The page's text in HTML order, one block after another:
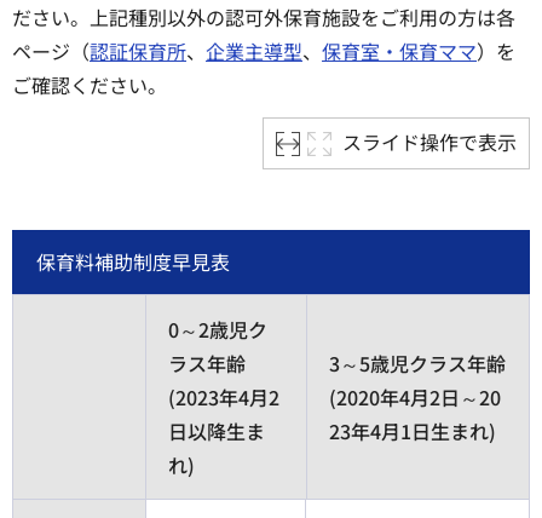
ださい。上記種別以外の認可外保育施設をご利用の方は各
ページ（認証保育所、 企業主導型、 保育室・保育ママ）を
ご確認ください。
スライド操作で表示
保育料補助制度早見表
0～2歳児ク
ラス年齢
(2023年4月2
日以降生ま
れ)
3～5歳児クラス年齢
(2020年4月2日～20
23年4月1日生まれ)